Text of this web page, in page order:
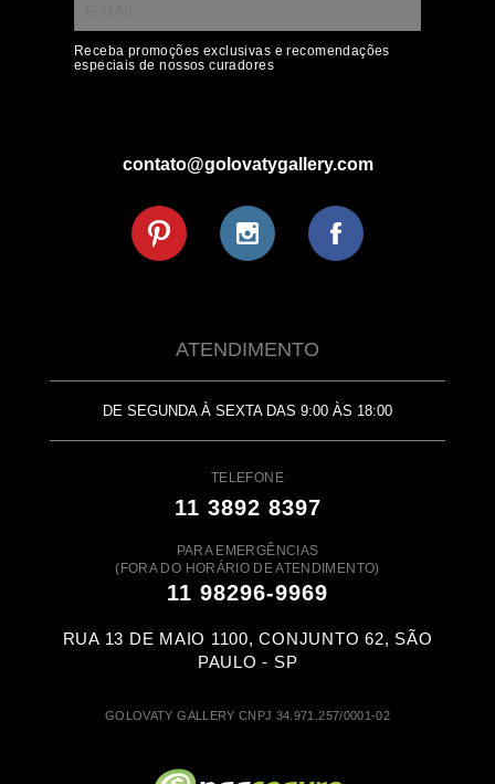
Receba promoções exclusivas e recomendações
especiais de nossos curadores
contato@golovatygallery.com
ATENDIMENTO
DE SEGUNDA À SEXTA DAS 9:00 ÀS 18:00
TELEFONE
11 3892 8397
PARA EMERGÊNCIAS
(FORA DO HORÁRIO DE ATENDIMENTO)
11 98296-9969
RUA 13 DE MAIO 1100, CONJUNTO 62, SÃO
PAULO - SP
GOLOVATY GALLERY CNPJ 34.971.257/0001-02